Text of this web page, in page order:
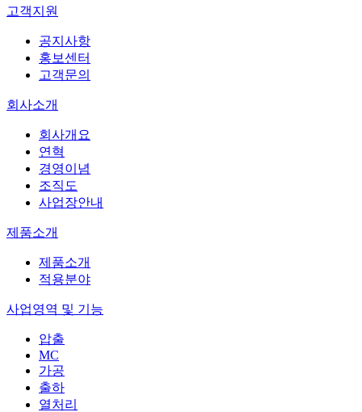
고객지원
공지사항
홍보센터
고객문의
회사소개
회사개요
연혁
경영이념
조직도
사업장안내
제품소개
제품소개
적용분야
사업영역 및 기능
압출
MC
가공
출하
열처리